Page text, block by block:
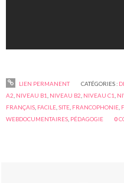
LIEN PERMANENT CATÉGORIES :
A2 NIVEAU B1 NIVEAU B2 NIVEAU C1
FRANÇAIS FACILE ,SITE FRANCOPHONIE
WEBDOCUMENTAIRES PÉDAGOGIE 0